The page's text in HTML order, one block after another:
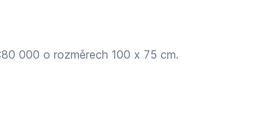
000 o rozměrech 100 x 75 cm.